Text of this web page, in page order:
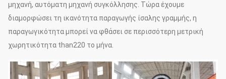
μηχανή, αυτόματη μηχανή συγκόλλησης. Τώρα έχουμε
διαμορφώσει τη ικανότητα παραγωγής ίσαλης γραμμής, η
παραγωγικότητα μπορεί να φθάσει σε περισσότερη μετρική
χωρητικότητα than220 το μήνα.